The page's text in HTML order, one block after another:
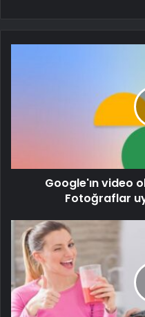
Google'ın video
Fotoğraflar